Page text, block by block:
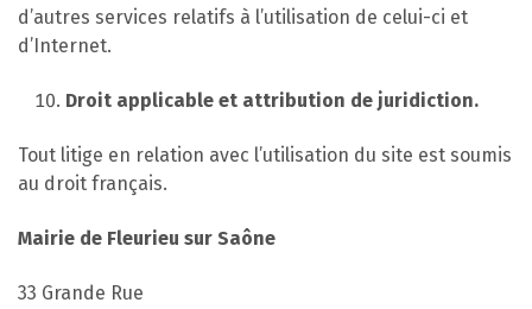
d’autres services relatifs à l’utilisation de celui-ci et
d’Internet.
Droit applicable et attribution de juridiction.
Tout litige en relation avec l’utilisation du site est soumis
au droit français.
Mairie de Fleurieu sur Saône
33 Grande Rue